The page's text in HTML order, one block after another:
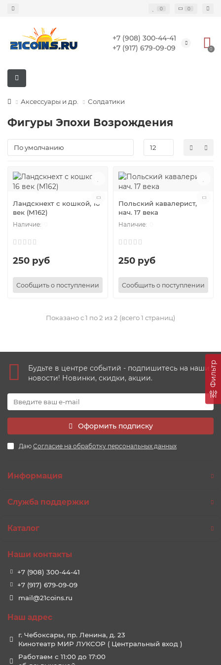
0 0
+7 (908) 300-44-41
+7 (917) 679-09-09
0
Аксессуары и др. Солдатики
Фигуры Эпохи Возрождения
Фильтр
Ландскнехт с кошкой, 16
век (M162)
250 руб
Сообщить о поступлении
Польский кавалерист,
нач. 17 века
250 руб
Сообщить о поступлении
Показано с 1 по 2 из 2 (всего 1 страниц)
Будьте в центре событий - подпишитесь на наши
новости! Новинки, скидки, акции.
Оформить подписку
Даю Согласие на обработку персональных данных
Информация
Служба поддержки
Каталог
Наши контакты
+7 (908) 300-44-41
+7 (917) 679-09-09
mail@21coins.ru
Наш адрес
г. Чебоксары, пр. Ленина, д. 23
Кинотеатр МИР ЛУКСОР ( Центральный вход )
Работаем с 11:00 до 17:00